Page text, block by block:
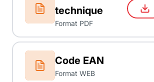
technique
Format PDF
Code EAN
Format WEB